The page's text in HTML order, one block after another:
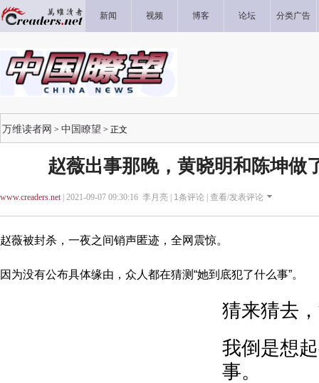
新闻 视频 博客 论坛 分类广告
万维读者网 > 中国瞭望 > 正文
赵薇出事那晚，黄晓明和陈坤做
www.creaders.net| 2021-09-07 09:30:16 李月亮 | 1条评论 | 查看/发表评论
赵薇被封杀，一夜之间销声匿迹，全网震惊。
因为没有公布具体缘由，众人都在猜测“她到底犯了什么事”。
猜来猜去
我倒是想
事。